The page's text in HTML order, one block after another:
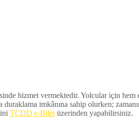
hizmet vermektedir. Yolcular için
imkânına sahip olurken;
TCDD e-Bilet üzerinden yapabilirsiniz.